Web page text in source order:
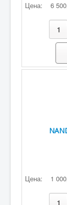
Цена: 6
Цена: 1